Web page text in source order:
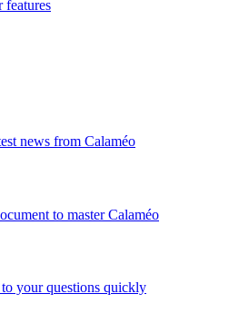
features
news from Calaméo
to master Calaméo
your questions quickly